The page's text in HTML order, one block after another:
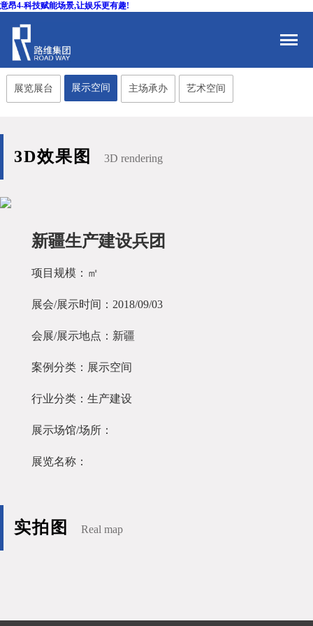
意昂4-科技赋能场景,让娱乐更有趣!
展览展台 展示空间 主场承办 艺术空间
3D效果图 3D rendering
新疆生产建设兵团
项目规模：㎡
展会/展示时间：2018/09/03
会展/展示地点：新疆
案例分类：展示空间
行业分类：生产建设
展示场馆/场所：
展览名称：
实拍图 Real map